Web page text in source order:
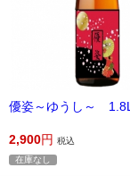
優姿～ゆうし～ 1.8L
2,900円 税込
在庫なし